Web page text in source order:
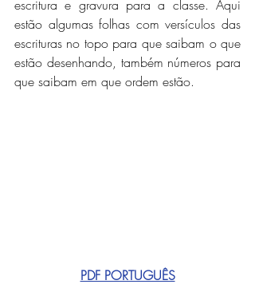
escritura e gravura para a classe. Aqui
estão algumas folhas com versículos das
escrituras no topo para que saibam o que
estão desenhando, também números para
que saibam em que ordem estão.
PDF PORTUGUÊS